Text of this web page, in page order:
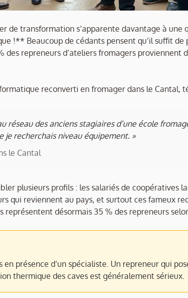
de transformation s’apparente davantage à une
!** Beaucoup de cédants pensent qu’il suffit de
des repreneurs d’ateliers fromagers proviennent
reconverti en fromager dans le Cantal,
réseau des anciens stagiaires d’une école
je recherchais niveau équipement. »
le Cantal
plusieurs profils : les salariés de coopératives
qui reviennent au pays, et surtout ces fameux
représentent désormais 35 % des repreneurs
présence d’un spécialiste. Un repreneur qui
thermique des caves est généralement sérieux.